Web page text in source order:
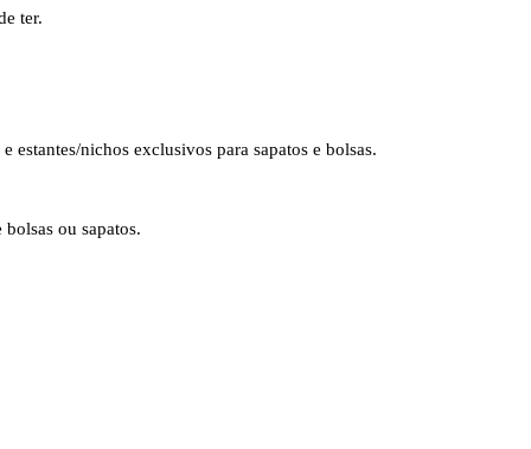
ter.
nichos exclusivos para sapatos e bolsas.
ou sapatos.